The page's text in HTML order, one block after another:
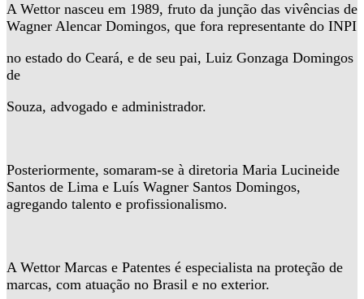
A Wettor nasceu em 1989, fruto da junção das vivências de
Wagner Alencar Domingos, que fora representante do INPI
no estado do Ceará, e de seu pai, Luiz Gonzaga Domingos
de
Souza, advogado e administrador.
Posteriormente, somaram-se à diretoria Maria Lucineide
Santos de Lima e Luís Wagner Santos Domingos,
agregando talento e profissionalismo.
A Wettor Marcas e Patentes é especialista na proteção de
marcas, com atuação no Brasil e no exterior.